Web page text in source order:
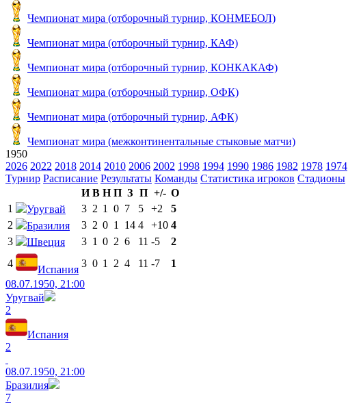
Чемпионат мира (отборочный турнир, КОНМЕБОЛ)
Чемпионат мира (отборочный турнир, КАФ)
Чемпионат мира (отборочный турнир, КОНКАКАФ)
Чемпионат мира (отборочный турнир, ОФК)
Чемпионат мира (отборочный турнир, АФК)
Чемпионат мира (межконтинентальные стыковые матчи)
1950
2026 2022 2018 2014 2010 2006 2002 1998 1994 1990 1986 1982 1978 1974
Турнир Расписание Результаты Команды Статистика игроков Стадионы
И В Н П З П +/- О
1
Уругвай 3 2 1 0 7 5 +2
5
2
Бразилия 3 2 0 1 14 4 +10 4
3
Швеция 3 1 0 2 6 11 -5
2
4
Испания
3 0 1 2 4 11 -7
1
08.07.1950, 21:00
Уругвай
2
Испания
2
08.07.1950, 21:00
Бразилия
7